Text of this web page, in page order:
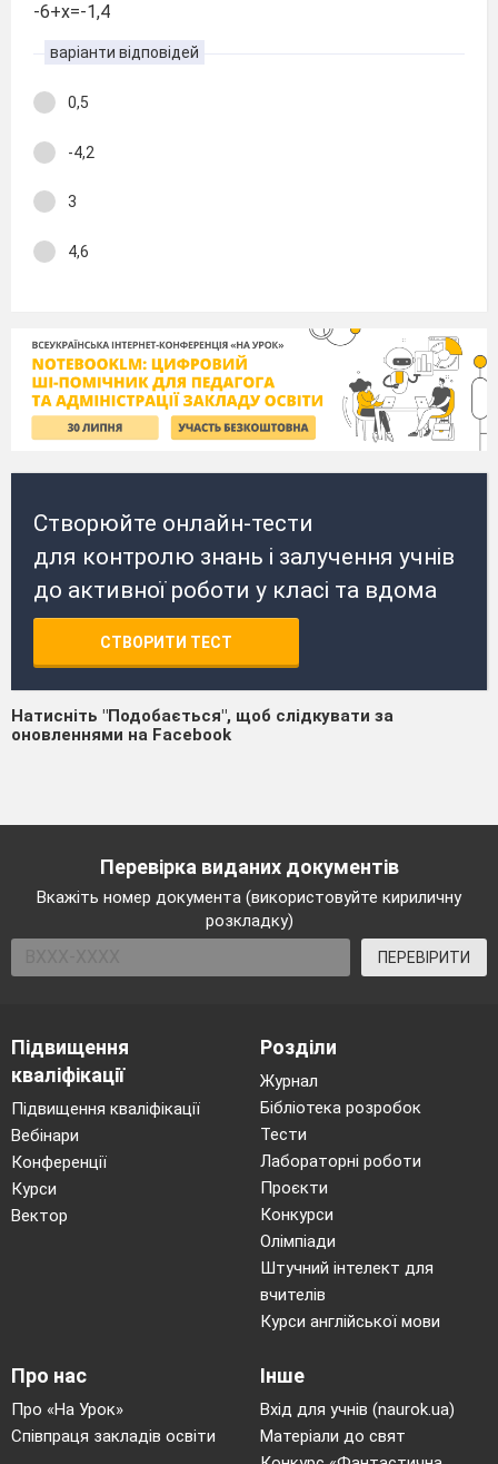
-6+х=-1,4
варіанти відповідей
0,5
-4,2
3
4,6
Створюйте онлайн-тести
для контролю знань і залучення учнів
до активної роботи у класі та вдома
СТВОРИТИ ТЕСТ
Натисніть "Подобається", щоб слідкувати за
оновленнями на Facebook
Перевірка виданих документів
Вкажіть номер документа (використовуйте кириличну
розкладку)
ПЕРЕВІРИТИ
Підвищення
кваліфікації
Підвищення кваліфікації
Вебінари
Конференції
Курси
Вектор
Розділи
Журнал
Бібліотека розробок
Тести
Лабораторні роботи
Проєкти
Конкурси
Олімпіади
Штучний інтелект для
вчителів
Курси англійської мови
Про нас
Про «На Урок»
Співпраця закладів освіти
Інше
Вхід для учнів (naurok.ua)
Матеріали до свят